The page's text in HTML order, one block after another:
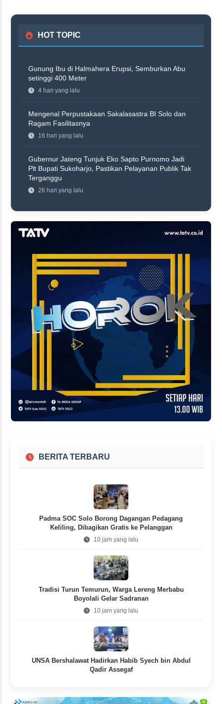
HOT TOPIC
Gunung Ibu di Halmahera Erupsi, Semburkan Abu
setinggi 400 Meter
4 hari yang lalu
Mengenal Perpustakaan Sakalasastra BI Solo dan
Ragam Fasilitasnya
16 hari yang lalu
Gubernur Jateng Tunjuk Eko Sapto Purnomo Jadi
Plt Bupati Sukoharjo, Pastikan Pelayanan Publik Tak
Terganggu
26 hari yang lalu
BERITA TERBARU
Padma SOC Solo Borong Dagangan Pedagang
Keliling, Dibagikan Gratis ke Pelanggan
10 jam yang lalu
Tradisi Turun Temurun, Warga Lereng Merbabu
Boyolali Gelar Sadranan
10 jam yang lalu
UNSA Bershalawat Hadirkan Habib Syech bin Abdul
Qadir Assegaf